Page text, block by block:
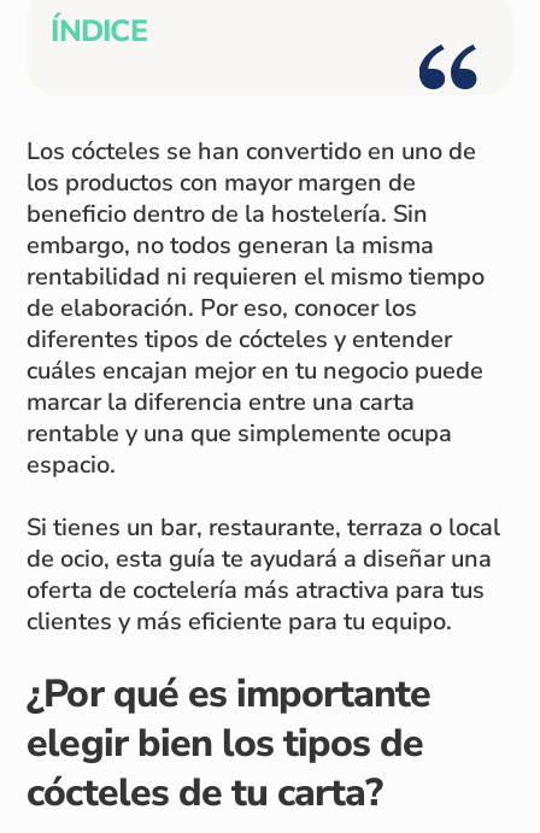
ÍNDICE
Los cócteles se han convertido en uno de
los productos con mayor margen de
beneficio dentro de la hostelería. Sin
embargo, no todos generan la misma
rentabilidad ni requieren el mismo tiempo
de elaboración. Por eso, conocer los
diferentes tipos de cócteles y entender
cuáles encajan mejor en tu negocio puede
marcar la diferencia entre una carta
rentable y una que simplemente ocupa
espacio.
Si tienes un bar, restaurante, terraza o local
de ocio, esta guía te ayudará a diseñar una
oferta de coctelería más atractiva para tus
clientes y más eficiente para tu equipo.
¿Por qué es importante
elegir bien los tipos de
cócteles de tu carta?